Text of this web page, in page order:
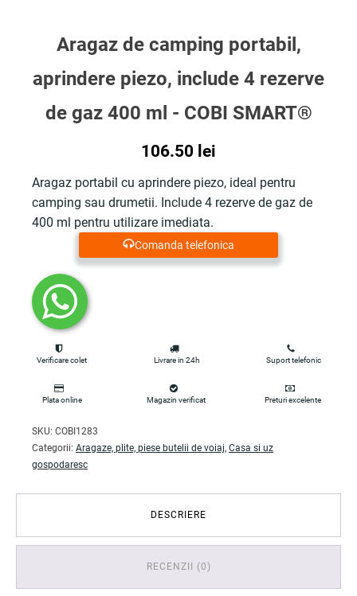
Aragaz de camping portabil,
aprindere piezo, include 4 rezerve
de gaz 400 ml - COBI SMART®
106.50 lei
Aragaz portabil cu aprindere piezo, ideal pentru
camping sau drumetii. Include 4 rezerve de gaz de
400 ml pentru utilizare imediata.
Comanda telefonica
Verificare colet Livrare in 24h Suport telefonic
Plata online Magazin verificat Preturi excelente
SKU: COBI1283
Categorii: Aragaze, plite, piese butelii de voiaj, Casa si uz
gospodaresc
DESCRIERE
RECENZII (0)